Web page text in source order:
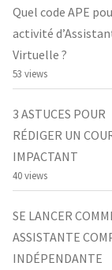
Quel code APE
activité
Virtuelle ?
53 views
3 ASTUCES POUR
RÉDIGER UN
IMPACTANT
40 views
SE LANCER
ASSISTANTE
INDÉPENDANTE